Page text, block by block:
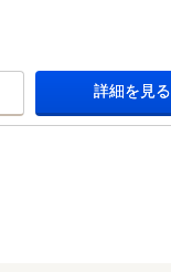
詳細を見る